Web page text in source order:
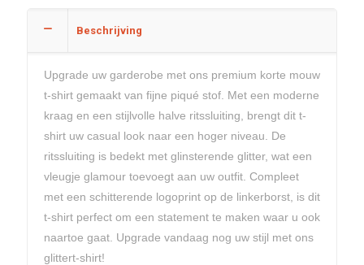
Beschrijving
Upgrade uw garderobe met ons premium korte mouw
t-shirt gemaakt van fijne piqué stof. Met een moderne
kraag en een stijlvolle halve ritssluiting, brengt dit t-
shirt uw casual look naar een hoger niveau. De
ritssluiting is bedekt met glinsterende glitter, wat een
vleugje glamour toevoegt aan uw outfit. Compleet
met een schitterende logoprint op de linkerborst, is dit
t-shirt perfect om een statement te maken waar u ook
naartoe gaat. Upgrade vandaag nog uw stijl met ons
glittert-shirt!